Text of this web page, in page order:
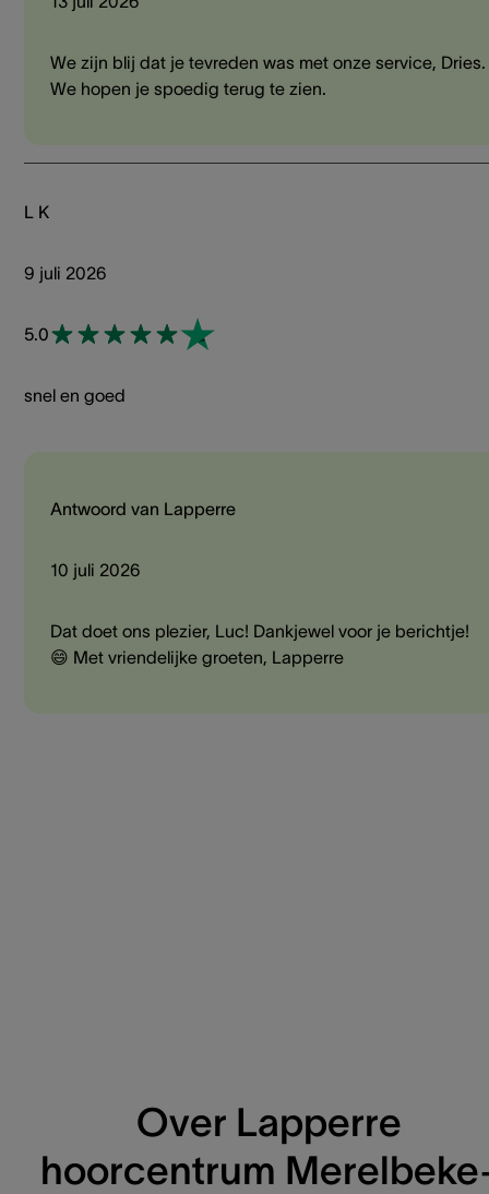
We zijn blij dat je tevreden was met onze service, Dries.
We hopen je spoedig terug te zien.
L K
9 juli 2026
5.0
snel en goed
Antwoord van Lapperre
10 juli 2026
Dat doet ons plezier, Luc! Dankjewel voor je berichtje!
😄 Met vriendelijke groeten, Lapperre
Over Lapperre
hoorcentrum